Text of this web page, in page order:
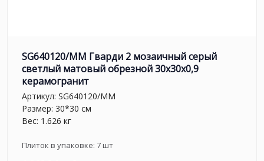
SG640120/MM Гварди 2 мозаичный серый
светлый матовый обрезной 30x30x0,9
керамогранит
Артикул: SG640120/MM
Размер: 30*30 см
Вес: 1.626 кг
Плиток в упаковке: 7шт